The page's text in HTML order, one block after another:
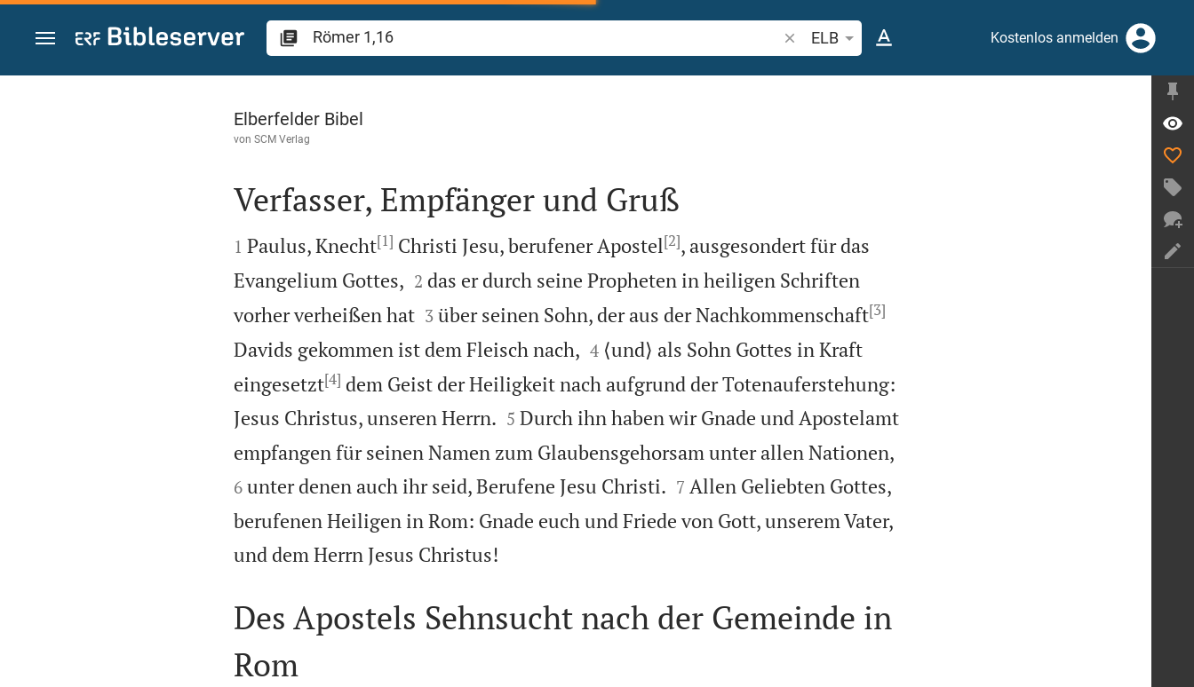
Zum Inhalt springen
Bibelstelle oder Begriff suchen
ELB Kostenlos anmelden
Römer 1
Elberfelder Bibel
von SCM Verlag

Verfasser, Empfänger und Gruß

1 Paulus, Knecht[1] Christi Jesu, berufener Apostel[2], ausgesondert für das
Evangelium Gottes,
2 das er durch seine Propheten in heiligen Schriften
vorher verheißen hat
3 über seinen Sohn, der aus der Nachkommenschaft[3]
Davids gekommen ist dem Fleisch nach,
4 ⟨und⟩ als Sohn Gottes in Kraft
eingesetzt[4] dem Geist der Heiligkeit nach aufgrund der Totenauferstehung:
Jesus Christus, unseren Herrn.
5 Durch ihn haben wir Gnade und Apostelamt
empfangen für seinen Namen zum Glaubensgehorsam unter allen Nationen,
6 unter denen auch ihr seid, Berufene Jesu Christi.
7 Allen Geliebten Gottes,
berufenen Heiligen in Rom: Gnade euch und Friede von Gott, unserem Vater,
und dem Herrn Jesus Christus!
Des Apostels Sehnsucht nach der Gemeinde in
Rom